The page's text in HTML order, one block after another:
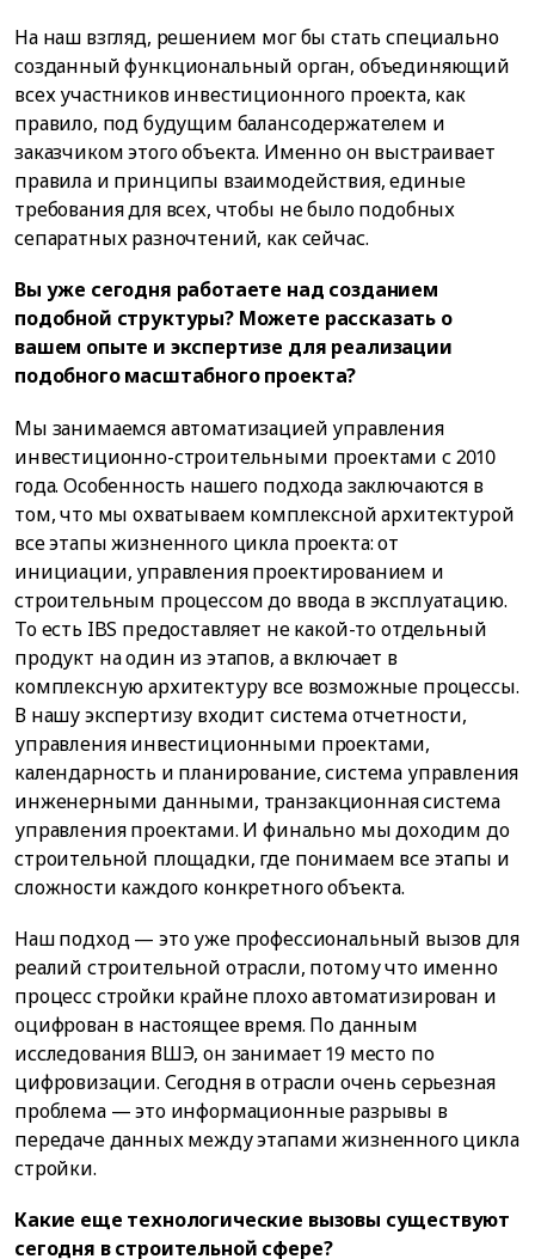
На наш взгляд, решением мог бы стать специально
созданный функциональный орган, объединяющий
всех участников инвестиционного проекта, как
правило, под будущим балансодержателем и
заказчиком этого объекта. Именно он выстраивает
правила и принципы взаимодействия, единые
требования для всех, чтобы не было подобных
сепаратных разночтений, как сейчас.
Вы уже сегодня работаете над созданием
подобной структуры? Можете рассказать о
вашем опыте и экспертизе для реализации
подобного масштабного проекта?
Мы занимаемся автоматизацией управления
инвестиционно-строительными проектами с 2010
года. Особенность нашего подхода заключаются в
том, что мы охватываем комплексной архитектурой
все этапы жизненного цикла проекта: от
инициации, управления проектированием и
строительным процессом до ввода в эксплуатацию.
То есть IBS предоставляет не какой-то отдельный
продукт на один из этапов, а включает в
комплексную архитектуру все возможные процессы.
В нашу экспертизу входит система отчетности,
управления инвестиционными проектами,
календарность и планирование, система управления
инженерными данными, транзакционная система
управления проектами. И финально мы доходим до
строительной площадки, где понимаем все этапы и
сложности каждого конкретного объекта.
Наш подход — это уже профессиональный вызов для
реалий строительной отрасли, потому что именно
процесс стройки крайне плохо автоматизирован и
оцифрован в настоящее время. По данным
исследования ВШЭ, он занимает 19 место по
цифровизации. Сегодня в отрасли очень серьезная
проблема — это информационные разрывы в
передаче данных между этапами жизненного цикла
стройки.
Какие еще технологические вызовы существуют
сегодня в строительной сфере?